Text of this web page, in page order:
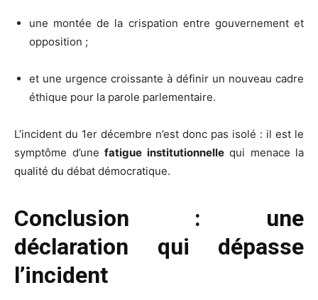
une montée de la crispation entre gouvernement et
opposition ;
et une urgence croissante à définir un nouveau cadre
éthique pour la parole parlementaire.
L’incident du 1er décembre n’est donc pas isolé : il est le
symptôme d’une fatigue institutionnellequi menace la
qualité du débat démocratique.
Conclusion : une
déclaration qui dépasse
l’incident